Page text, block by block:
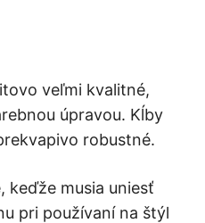
veľmi kvalitné,
úpravou. Kĺby
robustné.
keďže musia uniesť
pri používaní na štýl